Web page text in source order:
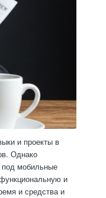
и проекты в
Однако
под мобильные
и
и средства и